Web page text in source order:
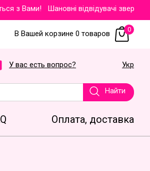
Вами!Шановні відвідувачі звертаємо
В Вашей корзине 0 товаров 0
У вас есть вопрос? Укр
Найти
Оплата, доставка